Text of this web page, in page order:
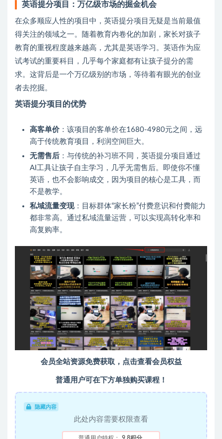
英语提分项目：万亿级市场的掘金机会
在众多顺应人性的项目中，英语提分项目无疑是当前最值
得关注的领域之一。随着教育内卷化的加剧，家长对孩子
教育的重视程度越来越高，尤其是英语学习。英语作为应
试考试的重要科目，几乎每个家庭都有让孩子提分的需
求。这背后是一个万亿级别的市场，等待着有眼光的创业
者去挖掘。
英语提分项目的优势
高客单价 ：该项目的客单价在1680-4980元之间，远
高于传统教育项目，利润空间巨大。
无需售后 ：与传统的补习班不同，英语提分项目通过
AI工具让孩子自主学习，几乎无需售后。即使你不懂
英语，也不会影响成交，因为项目的核心是工具，而
不是教学。
私域流量变现：目标群体“家长粉”付费意识和付费能力
都非常高。通过私域流量运营，可以实现高转化率和
高复购率。
会员全站资源免费获取，点击查看会员权益
普通用户可在下方单独购买课程！
隐藏内容
此处内容需要权限查看